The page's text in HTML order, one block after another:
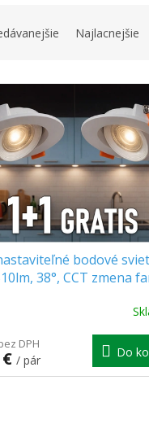
Najlacnejšie
bodové
38°, CCT zmena
DPH
/ pár
Do